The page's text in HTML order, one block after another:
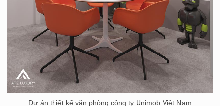
Dự án thiết kế văn phòng công ty Unimob Việt Nam